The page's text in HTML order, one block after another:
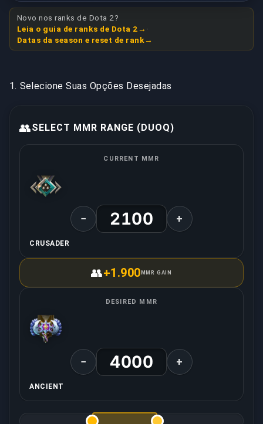
Novo nos ranks de Dota 2?
Leia o guia de ranks de Dota 2
·
Datas da season e reset de rank
1. Selecione Suas Opções Desejadas
👥SELECT MMR RANGE (DUOQ)
CURRENT MMR
− +
CRUSADER
👥+1.900 MMR GAIN
DESIRED MMR
− +
ANCIENT